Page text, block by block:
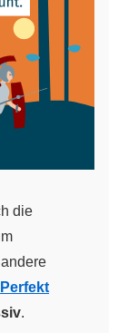
die
Perfekt
.